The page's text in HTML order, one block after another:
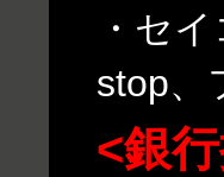
・セ
stop、
<銀